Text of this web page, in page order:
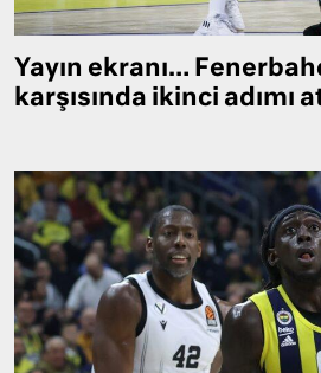
Yayın ekranı…
karşısında ikinci adımı